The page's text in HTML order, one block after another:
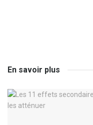
En savoir plus